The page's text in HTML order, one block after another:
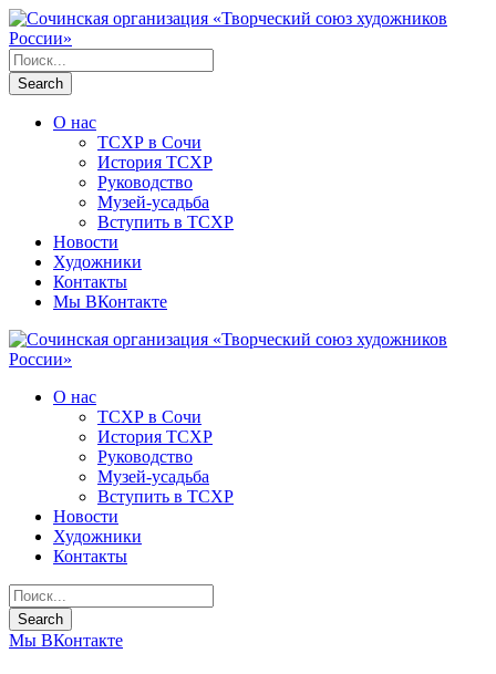
О нас
ТСХР в Сочи
История ТСХР
Руководство
Музей-усадьба
Вступить в ТСХР
Новости
Художники
Контакты
Мы ВКонтакте
О нас
ТСХР в Сочи
История ТСХР
Руководство
Музей-усадьба
Вступить в ТСХР
Новости
Художники
Контакты
Мы ВКонтакте